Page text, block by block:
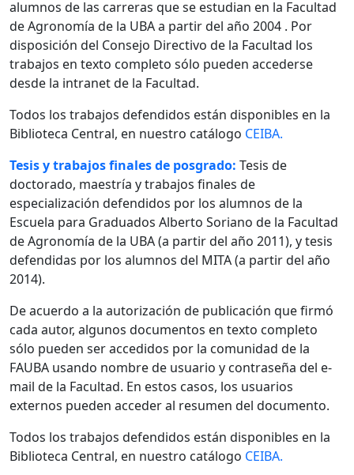
alumnos de las carreras que se estudian en la Facultad
de Agronomía de la UBA a partir del año 2004 . Por
disposición del Consejo Directivo de la Facultad los
trabajos en texto completo sólo pueden accederse
desde la intranet de la Facultad.
Todos los trabajos defendidos están disponibles en la
Biblioteca Central, en nuestro catálogo CEIBA.
Tesis y trabajos finales de posgrado: Tesis de
doctorado, maestría y trabajos finales de
especialización defendidos por los alumnos de la
Escuela para Graduados Alberto Soriano de la Facultad
de Agronomía de la UBA (a partir del año 2011), y tesis
defendidas por los alumnos del MITA (a partir del año
2014).
De acuerdo a la autorización de publicación que firmó
cada autor, algunos documentos en texto completo
sólo pueden ser accedidos por la comunidad de la
FAUBA usando nombre de usuario y contraseña del e-
mail de la Facultad. En estos casos, los usuarios
externos pueden acceder al resumen del documento.
Todos los trabajos defendidos están disponibles en la
Biblioteca Central, en nuestro catálogo CEIBA.